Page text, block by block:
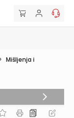
Mišljenja i